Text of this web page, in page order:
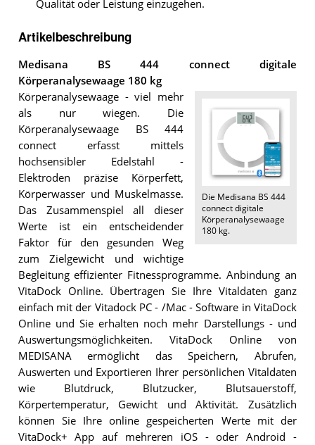
Qualität oder Leistung einzugehen.
Artikelbeschreibung
Medisana BS 444 connect digitale
Körperanalysewaage 180 kg
Die Medisana BS 444
connect digitale
Körperanalysewaage
180 kg.
Körperanalysewaage - viel mehr
als nur wiegen. Die
Körperanalysewaage BS 444
connect erfasst mittels
hochsensibler Edelstahl -
Elektroden präzise Körperfett,
Körperwasser und Muskelmasse.
Das Zusammenspiel all dieser
Werte ist ein entscheidender
Faktor für den gesunden Weg
zum Zielgewicht und wichtige
Begleitung effizienter Fitnessprogramme. Anbindung an
VitaDock Online. Übertragen Sie Ihre Vitaldaten ganz
einfach mit der Vitadock PC - /Mac - Software in VitaDock
Online und Sie erhalten noch mehr Darstellungs - und
Auswertungsmöglichkeiten. VitaDock Online von
MEDISANA ermöglicht das Speichern, Abrufen,
Auswerten und Exportieren Ihrer persönlichen Vitaldaten
wie Blutdruck, Blutzucker, Blutsauerstoff,
Körpertemperatur, Gewicht und Aktivität. Zusätzlich
können Sie Ihre online gespeicherten Werte mit der
VitaDock+ App auf mehreren iOS - oder Android -